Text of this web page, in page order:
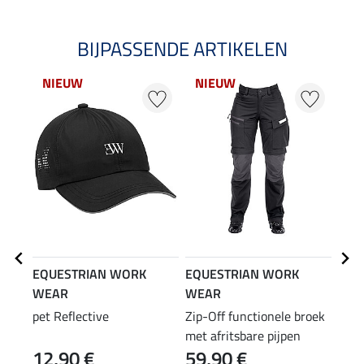
BIJPASSENDE ARTIKELEN
NIEUW
EQUESTRIAN WORK
WEAR
pet Reflective
NIEUW
EQUESTRIAN WORK
WEAR
Zip-Off functionele broek
met afritsbare pijpen